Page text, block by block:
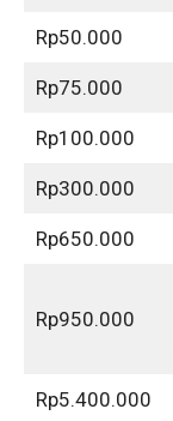
Rp50.000
Rp75.000
Rp100.000
Rp300.000
Rp650.000
Rp950.000
Rp5.400.000